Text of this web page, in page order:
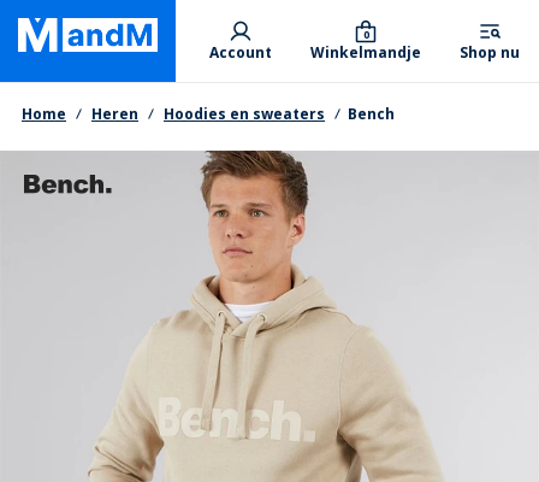
Skip
main
content
Primary departments
Account Winkelmandje
0
Shop nu
Kruimelpad
Home Heren Hoodies en sweaters Bench